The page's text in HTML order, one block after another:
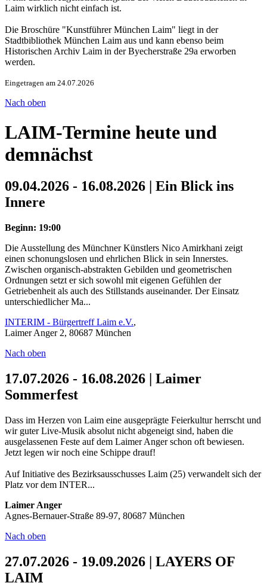
Laim wirklich nicht einfach ist.
Die Broschüre "Kunstführer München Laim" liegt in der
Stadtbibliothek München Laim aus und kann ebenso beim
Historischen Archiv Laim in der Byecherstraße 29a erworben
werden.
Eingetragen am 24.07.2026
Nach oben
LAIM-Termine heute und
demnächst
09.04.2026 - 16.08.2026 | Ein Blick ins
Innere
Beginn: 19:00
Die Ausstellung des Münchner Künstlers Nico Amirkhani zeigt
einen schonungslosen und ehrlichen Blick in sein Innerstes.
Zwischen organisch-abstrakten Gebilden und geometrischen
Ordnungen setzt er sich sowohl mit eigenen Gefühlen der
Getriebenheit als auch des Stillstands auseinander. Der Einsatz
unterschiedlicher Ma...
INTERIM - Bürgertreff Laim e.V.,
Laimer Anger 2, 80687 München
Nach oben
17.07.2026 - 16.08.2026 | Laimer
Sommerfest
Dass im Herzen von Laim eine ausgeprägte Feierkultur herrscht und
wir guter Live-Musik absolut nicht abgeneigt sind, haben die
ausgelassenen Feste auf dem Laimer Anger schon oft bewiesen.
Jetzt legen wir noch eine Schippe drauf!
Auf Initiative des Bezirksausschusses Laim (25) verwandelt sich der
Platz vor dem INTER...
Laimer Anger
Agnes-Bernauer-Straße 89-97, 80687 München
Nach oben
27.07.2026 - 19.09.2026 | LAYERS OF
LAIM